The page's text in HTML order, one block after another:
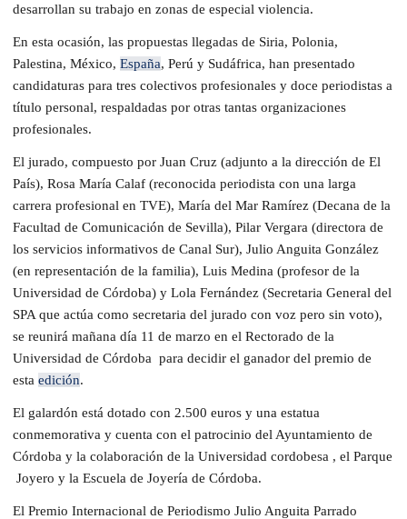
desarrollan su trabajo en zonas de especial violencia.
En esta ocasión, las propuestas llegadas de Siria, Polonia,
Palestina, México, España, Perú y Sudáfrica, han presentado
candidaturas para tres colectivos profesionales y doce periodistas a
título personal, respaldadas por otras tantas organizaciones
profesionales.
El jurado, compuesto por Juan Cruz (adjunto a la dirección de El
País), Rosa María Calaf (reconocida periodista con una larga
carrera profesional en TVE), María del Mar Ramírez (Decana de la
Facultad de Comunicación de Sevilla), Pilar Vergara (directora de
los servicios informativos de Canal Sur), Julio Anguita González
(en representación de la familia), Luis Medina (profesor de la
Universidad de Córdoba) y Lola Fernández (Secretaria General del
SPA que actúa como secretaria del jurado con voz pero sin voto),
se reunirá mañana día 11 de marzo en el Rectorado de la
Universidad de Córdoba para decidir el ganador del premio de
esta edición.
El galardón está dotado con 2.500 euros y una estatua
conmemorativa y cuenta con el patrocinio del Ayuntamiento de
Córdoba y la colaboración de la Universidad cordobesa , el Parque
Joyero y la Escuela de Joyería de Córdoba.
El Premio Internacional de Periodismo Julio Anguita Parrado